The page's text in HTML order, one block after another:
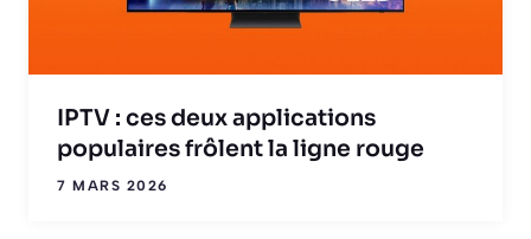
IPTV : ces deux applications
populaires frôlent la ligne rouge
7 MARS 2026